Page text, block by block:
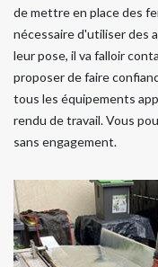
de mettre en place des
nécessaire d'utiliser des
leur pose, il va falloir
proposer de faire
tous les équipements
rendu de travail. Vous
sans engagement.